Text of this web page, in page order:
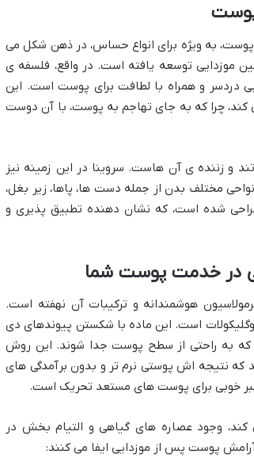
به ویژه برای انواع حساس، در ذهن شکل می
موزدایی توسعه یافته است. در واقع، فلسفه ی
دردسر و همراه با لطافت برای پوست است. این
کند، چرا که به جای تهاجم به پوست، با آن دوست
و زننده ی آن هاست. سروینا در این زمینه نیز
مختلف بدن از جمله دست ها، پاها، زیر بغل،
شده است، که نشان دهنده تطبیق پذیری و
در خدمت پوست شما
هوشمندانه و ترکیبات آن نهفته است.
است. این ماده با شکستن پیوندهای دی
که به راحتی از سطح پوست جدا شوند. این روش
که نتیجه اش پوستی نرم تر و بدون برآمدگی های
خوبی برای پوست های مستعد تحریک است.
وجود عصاره های گیاهی و التیام بخش در
پوست پس از موزدایی ایفا می کنند: